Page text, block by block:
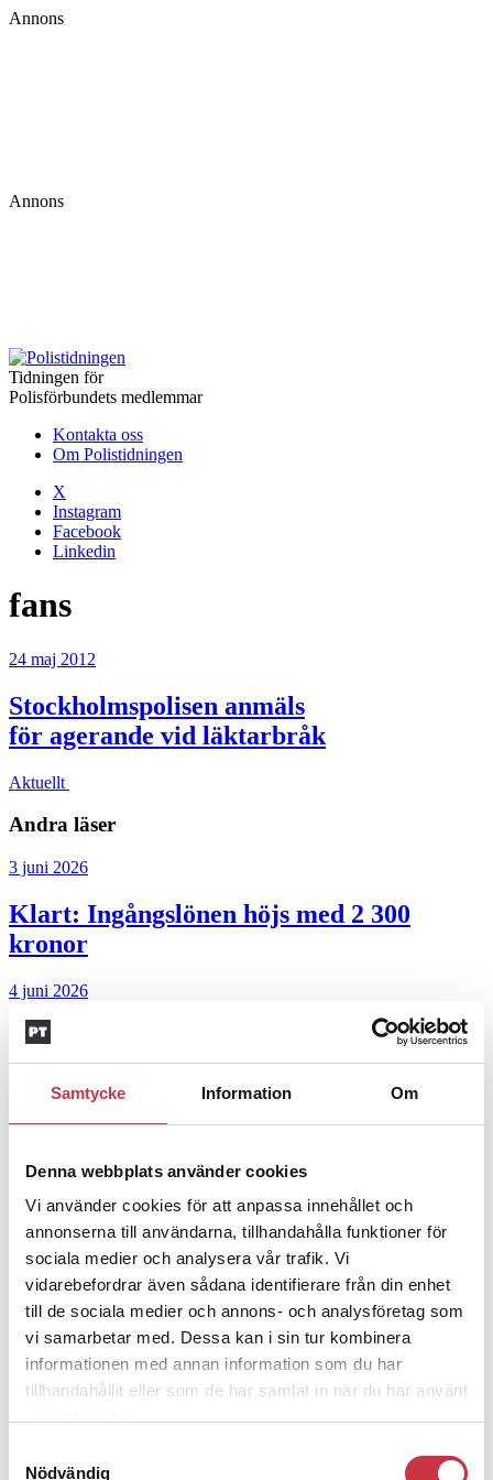
Samtycke Information Om
Denna webbplats använder cookies
Vi använder cookies för att anpassa innehållet och
annonserna till användarna, tillhandahålla funktioner för
sociala medier och analysera vår trafik. Vi
vidarebefordrar även sådana identifierare från din enhet
till de sociala medier och annons- och analysföretag som
vi samarbetar med. Dessa kan i sin tur kombinera
informationen med annan information som du har
tillhandahållit eller som de har samlat in när du har använt
Nödvändig
Annons
Annons
Tidningen för
Polisförbundets medlemmar
Kontakta oss
Om Polistidningen
X
Instagram
Facebook
Linkedin
fans
24 maj 2012
Stockholmspolisen anmäls
för agerande vid läktarbråk
Aktuellt
Andra läser
3 juni 2026
Klart: Ingångslönen höjs med 2 300
kronor
4 juni 2026
Insändare:
polisaspiranter underkänns på
godtyckliga grunder
Jens Mårtensson:
Snart 20 år i tjänst – nu
ska han lära sig grunderna
4 juni 2026
Polisregionen erkänner fel: ”Kommer att
rättas till”
Mobilannons